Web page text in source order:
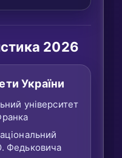
2026
України
університет
Федьковича